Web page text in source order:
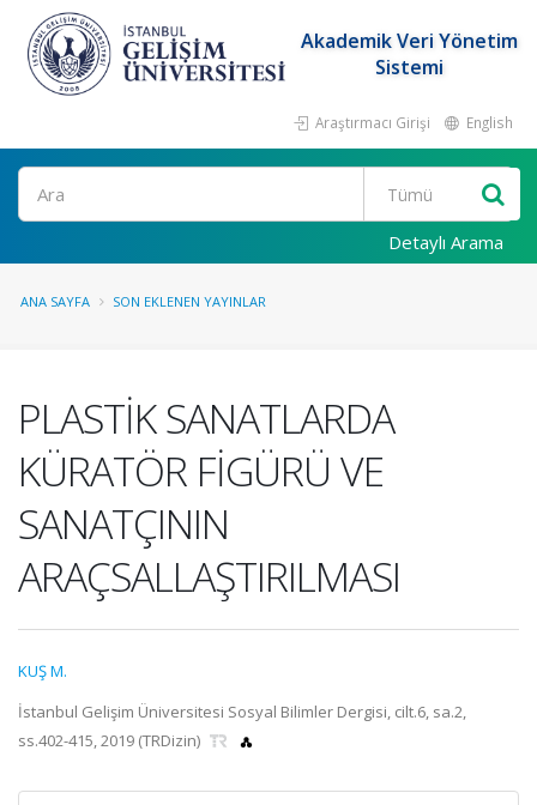
Akademik Veri Yönetim
Sistemi
Araştırmacı Girişi English
Ara
Detaylı Arama
ANA SAYFA SON EKLENEN YAYINLAR
PLASTİK SANATLARDA
KÜRATÖR FİGÜRÜ VE
SANATÇININ
ARAÇSALLAŞTIRILMASI
KUŞ M.
İstanbul Gelişim Üniversitesi Sosyal Bilimler Dergisi, cilt.6, sa.2,
ss.402-415, 2019 (TRDizin)